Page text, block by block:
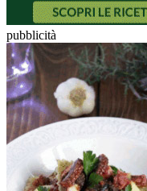
pubblicità